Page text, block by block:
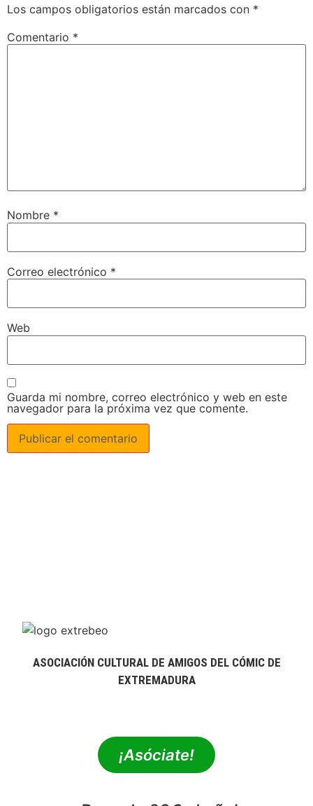
Los campos obligatorios están marcados con *
Comentario *
Nombre *
Correo electrónico *
Web
Guarda mi nombre, correo electrónico y web en este
navegador para la próxima vez que comente.
ASOCIACIÓN CULTURAL DE AMIGOS DEL CÓMIC DE
EXTREMADURA
¡Asóciate!